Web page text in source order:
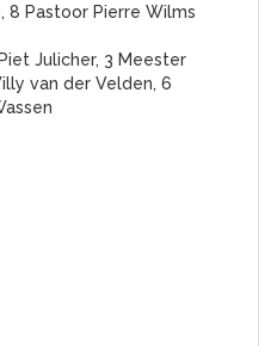
8 Pastoor Pierre Wilms
Julicher, 3 Meester
van der Velden, 6